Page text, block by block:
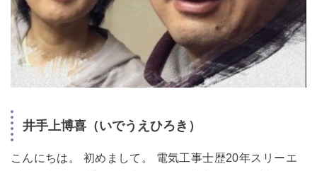
井手上博喜（いでうえひろき）
こんにちは。 初めまして。 電気工事士歴20年スリーエ